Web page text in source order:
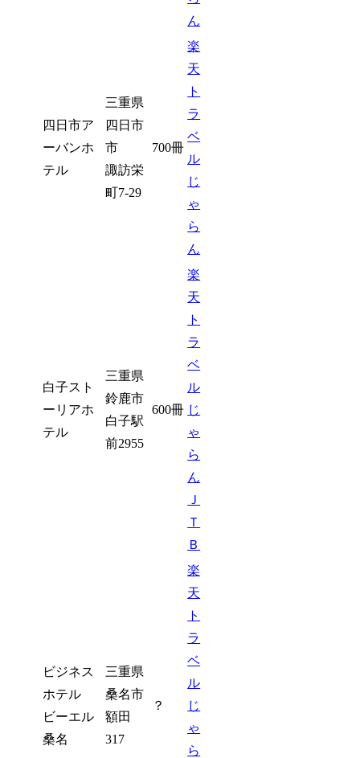
ん
四日市ア
ーバンホ
テル
三重県
四日市
市
諏訪栄
町7-29
700冊
楽
天
ト
ラ
ベ
ル
じ
ゃ
ら
ん
白子スト
ーリアホ
テル
三重県
鈴鹿市
白子駅
前2955
600冊
楽
天
ト
ラ
ベ
ル
じ
ゃ
ら
ん
Ｊ
Ｔ
Ｂ
ビジネス
ホテル
ビーエル
桑名
三重県
桑名市
額田
317
？
楽
天
ト
ラ
ベ
ル
じ
ゃ
ら